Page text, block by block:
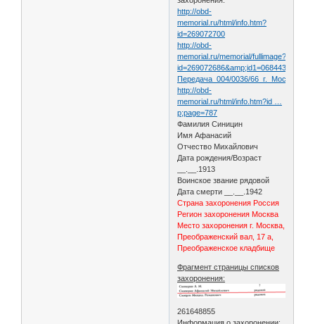
http://obd-
memorial.ru/html/info.htm?
id=269072700
http://obd-
memorial.ru/memorial/fullimage?
Передача_004/0036/66_г._Москва/
http://obd-
memorial.ru/html/info.htm?id …
p;page=787
Фамилия Синицин
Имя Афанасий
Отчество Михайлович
Дата рождения/Возраст
__.__.1913
Воинское звание рядовой
Дата смерти __.__.1942
Страна захоронения Россия
Регион захоронения Москва
Место захоронения г. Москва,
Преображенский вал, 17 а,
Преображенское кладбище
Фрагмент страницы списков
захоронения:
261648855